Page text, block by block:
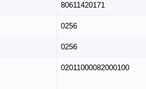
80611420171
0256
0256
02011000082000100